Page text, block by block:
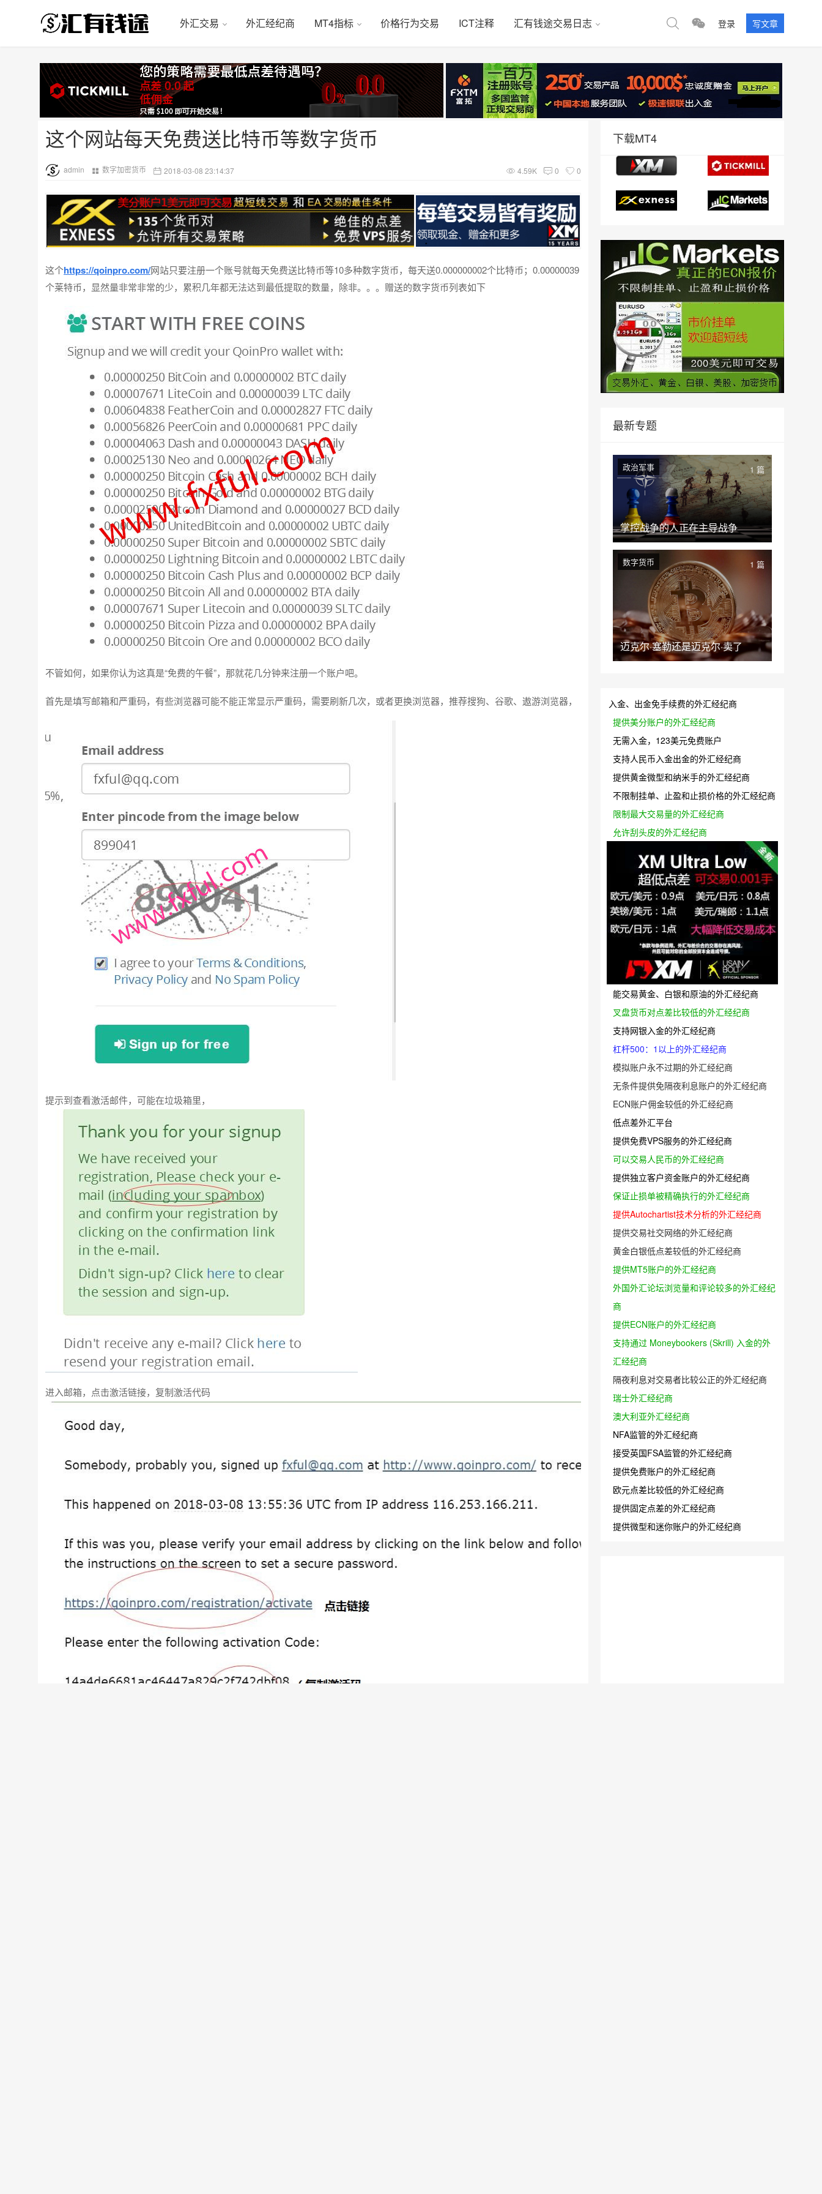
外汇交易 外汇经纪商 MT4指标 价格行为交易 ICT注释 汇有钱途交易日志 登录 写文章
这个网站每天免费送比特币等数字货币
admin 数字加密货币 2018-03-08 23:14:37 4.59K 0 0
这个https://qoinpro.com/网站只要注册一个账号就每天免费送比特币等10多种数字货币，每天送0.000000002个比特币；0.00000039
个莱特币，显然量非常非常的少，累积几年都无法达到最低提取的数量，除非。。。赠送的数字货币列表如下
不管如何，如果你认为这真是“免费的午餐”，那就花几分钟来注册一个账户吧。
首先是填写邮箱和严重码，有些浏览器可能不能正常显示严重码，需要刷新几次，或者更换浏览器，推荐搜狗、谷歌、遨游浏览器，
提示到查看激活邮件，可能在垃圾箱里，
进入邮箱，点击激活链接，复制激活代码
下载MT4
最新专题
掌控战争的人正在主导战争
政治军事 1 篇
迈克尔·塞勒还是迈克尔·卖了
数字货币 1 篇
入金、出金免手续费的外汇经纪商
提供美分账户的外汇经纪商
无需入金，123美元免费账户
支持人民币入金出金的外汇经纪商
提供黄金微型和纳米手的外汇经纪商
不限制挂单、止盈和止损价格的外汇经纪商
限制最大交易量的外汇经纪商
允许刮头皮的外汇经纪商
能交易黄金、白银和原油的外汇经纪商
叉盘货币对点差比较低的外汇经纪商
支持网银入金的外汇经纪商
杠杆500：1以上的外汇经纪商
模拟账户永不过期的外汇经纪商
无条件提供免隔夜利息账户的外汇经纪商
ECN账户佣金较低的外汇经纪商
低点差外汇平台
提供免费VPS服务的外汇经纪商
可以交易人民币的外汇经纪商
提供独立客户资金账户的外汇经纪商
保证止损单被精确执行的外汇经纪商
提供Autochartist技术分析的外汇经纪商
提供交易社交网络的外汇经纪商
黄金白银低点差较低的外汇经纪商
提供MT5账户的外汇经纪商
外国外汇论坛浏览量和评论较多的外汇经纪
商
提供ECN账户的外汇经纪商
支持通过 Moneybookers (Skrill) 入金的外
汇经纪商
隔夜利息对交易者比较公正的外汇经纪商
瑞士外汇经纪商
澳大利亚外汇经纪商
NFA监管的外汇经纪商
接受英国FSA监管的外汇经纪商
提供免费账户的外汇经纪商
欧元点差比较低的外汇经纪商
提供固定点差的外汇经纪商
提供微型和迷你账户的外汇经纪商